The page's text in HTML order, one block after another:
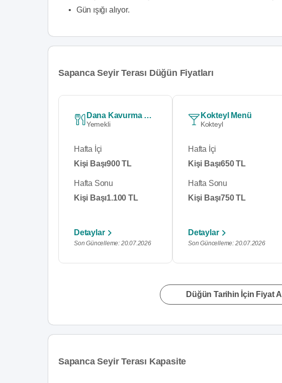
•
Gün ışığı alıyor.
Sapanca Seyir Terası Düğün Fiyatları
Dana Kavurma Menü
Yemekli
Hafta İçi
Kişi Başı900 TL
Hafta Sonu
Kişi Başı1.100 TL
Detaylar
Son Güncelleme: 20.07.2026
Kokteyl Menü
Kokteyl
Hafta İçi
Kişi Başı650 TL
Hafta Sonu
Kişi Başı750 TL
Detaylar
Son Güncelleme: 20.07.2026
Düğün Tarihin İçin Fiyat Al
Sapanca Seyir Terası Kapasite